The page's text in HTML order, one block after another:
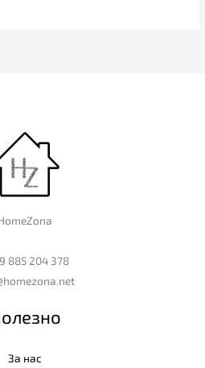
885 204 378
За нас